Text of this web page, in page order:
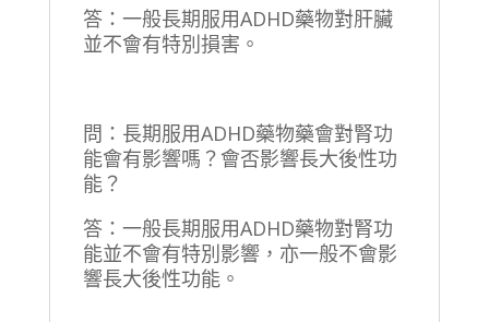
答：一般長期服用ADHD藥物對肝臟
並不會有特別損害。
問：長期服用ADHD藥物藥會對腎功
能會有影響嗎？會否影響長大後性功
能？
答：一般長期服用ADHD藥物對腎功
能並不會有特別影響，亦一般不會影
響長大後性功能。